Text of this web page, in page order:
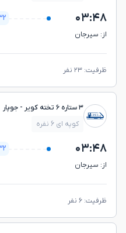
۰۳:۴۸
از: سيرجان
ظرفیت: ۲۳ نفر
۳ ستاره ۶ تخته کویر - جوپار
کوپه ای 6 نفره
۰۳:۴۸
از: سيرجان
ظرفیت: ۶ نفر